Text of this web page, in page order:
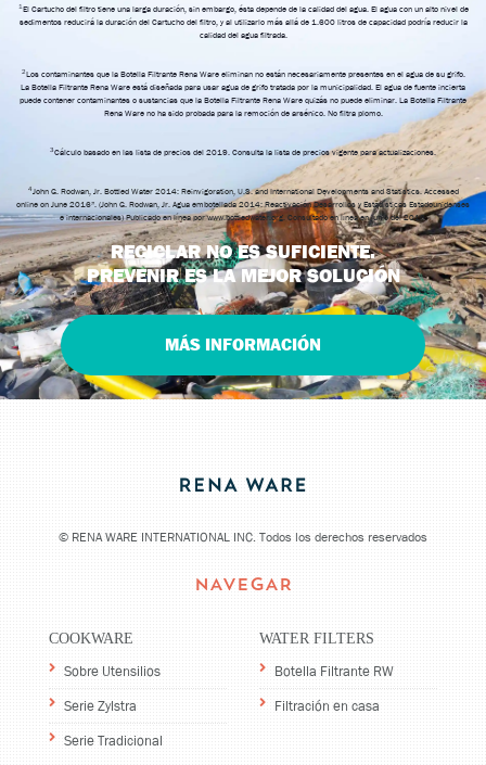
1El Cartucho del filtro tiene una larga duración, sin embargo, ésta depende de la calidad del agua. El agua con un alto nivel de
sedimentos reducirá la duración del Cartucho del filtro, y al utilizarlo más allá de 1.600 litros de capacidad podría reducir la
calidad del agua filtrada.
2Los contaminantes que la Botella Filtrante Rena Ware eliminan no están necesariamente presentes en el agua de su grifo.
La Botella Filtrante Rena Ware está diseñada para usar agua de grifo tratada por la municipalidad. El agua de fuente incierta
puede contener contaminantes o sustancias que la Botella Filtrante Rena Ware quizás no puede eliminar. La Botella Filtrante
Rena Ware no ha sido probada para la remoción de arsénico. No filtra plomo.
3Cálculo basado en las lista de precios del 2019. Consulta la lista de precios vigente para actualizaciones.
4 John G. Rodwan, Jr. Bottled Water 2014: Reinvigoration, U.S. and International Developments and Statistics. Accessed
online on June 2016”. (John G. Rodwan, Jr. Agua embotellada 2014: Reactivación Desarrollos y Estadísticas Estadounidenses
e internacionales) Publicado en línea por www.bottledwater.org. Consultado en línea en junio del 2016.
RECICLAR NO ES SUFICIENTE.
PREVENIR ES LA MEJOR SOLUCIÓN
MÁS INFORMACIÓN
© RENA WARE INTERNATIONAL INC. Todos los derechos reservados
NAVEGAR
COOKWARE
Sobre Utensilios
Serie Zylstra
Serie Tradicional
WATER FILTERS
Botella Filtrante RW
Filtración en casa